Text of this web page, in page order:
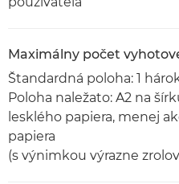
Maximálny počet
Štandardná poloha: 1
Poloha naležato: A2 na
lesklého papiera, menej
papiera
(s výnimkou výrazne